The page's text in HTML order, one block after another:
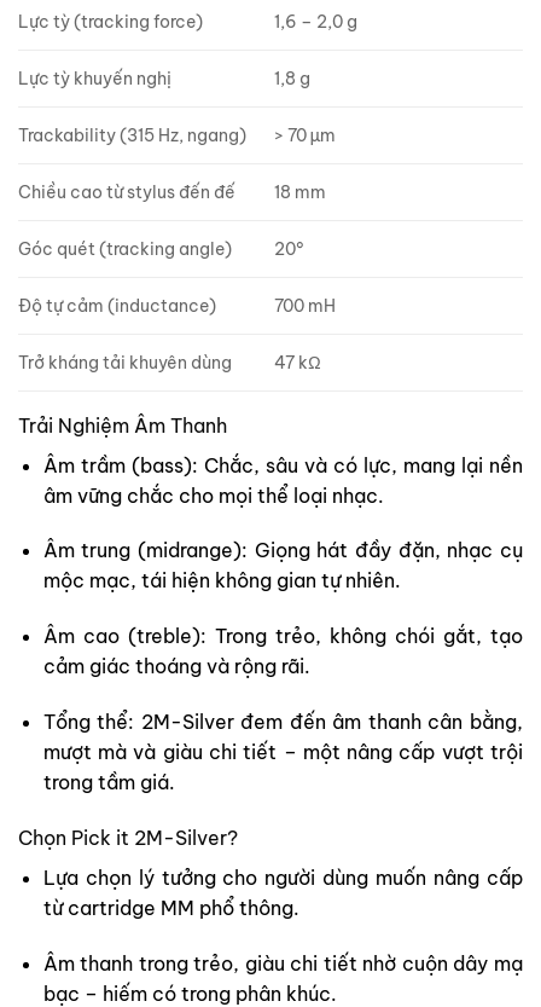
Lực tỳ (tracking force) 1,6 – 2,0 g
Lực tỳ khuyến nghị 1,8 g
Trackability (315 Hz, ngang) > 70 µm
Chiều cao từ stylus đến đế 18 mm
Góc quét (tracking angle) 20°
Độ tự cảm (inductance) 700 mH
Trở kháng tải khuyên dùng 47 kΩ
Trải Nghiệm Âm Thanh
Âm trầm (bass): Chắc, sâu và có lực, mang lại nền
âm vững chắc cho mọi thể loại nhạc.
Âm trung (midrange): Giọng hát đầy đặn, nhạc cụ
mộc mạc, tái hiện không gian tự nhiên.
Âm cao (treble): Trong trẻo, không chói gắt, tạo
cảm giác thoáng và rộng rãi.
Tổng thể: 2M-Silver đem đến âm thanh cân bằng,
mượt mà và giàu chi tiết – một nâng cấp vượt trội
trong tầm giá.
Chọn Pick it 2M-Silver?
Lựa chọn lý tưởng cho người dùng muốn nâng cấp
từ cartridge MM phổ thông.
Âm thanh trong trẻo, giàu chi tiết nhờ cuộn dây mạ
bạc – hiếm có trong phân khúc.